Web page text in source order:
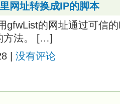
网址转换成IP的脚本
gfwList的网址通过可信
方法。 […]
| 没有评论